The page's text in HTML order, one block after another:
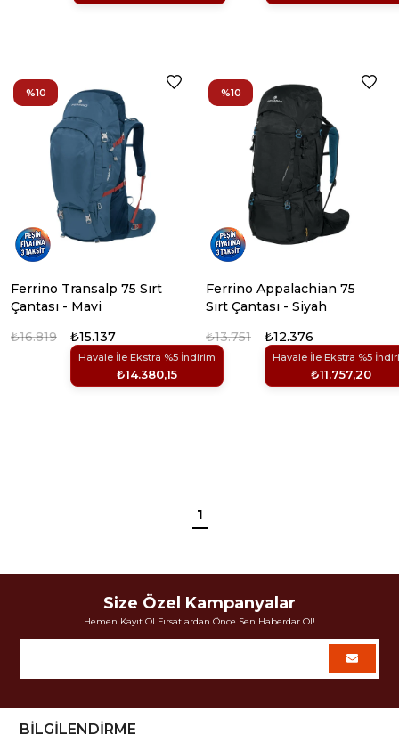
Ferrino Transalp 75 Sırt
Çantası - Mavi
₺15.137
Havale İle Ekstra %5 İndirim
₺14.380,15
₺16.819
%10
Ferrino Appalachian 75
Sırt Çantası - Siyah
₺12.376
Havale İle Ekstra %5
₺11.757,20
₺13.751
%10
1
Size Özel Kampanyalar
Hemen Kayıt Ol Fırsatlardan Önce Sen Haberdar Ol!
BİLGİLENDİRME